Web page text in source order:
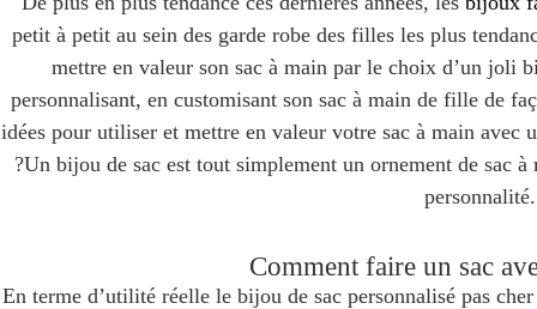
petit à petit au sein des garde robe des filles les plus
mettre en valeur son sac à main par le choix d’un joli
personnalisant, en customisant son sac à main de fille de
idées pour utiliser et mettre en valeur votre sac à main avec
?Un bijou de sac est tout simplement un ornement de sac
personnalité.
Comment faire un sac
En terme d’utilité réelle le bijou de sac personnalisé pas cher